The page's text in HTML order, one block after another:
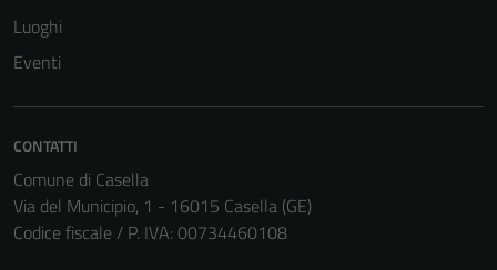
Luoghi
Eventi
CONTATTI
Comune di Casella
Via del Municipio, 1 - 16015 Casella (GE)
Codice fiscale / P. IVA: 00734460108
funzionamento
disabilitati.
Questi cookie